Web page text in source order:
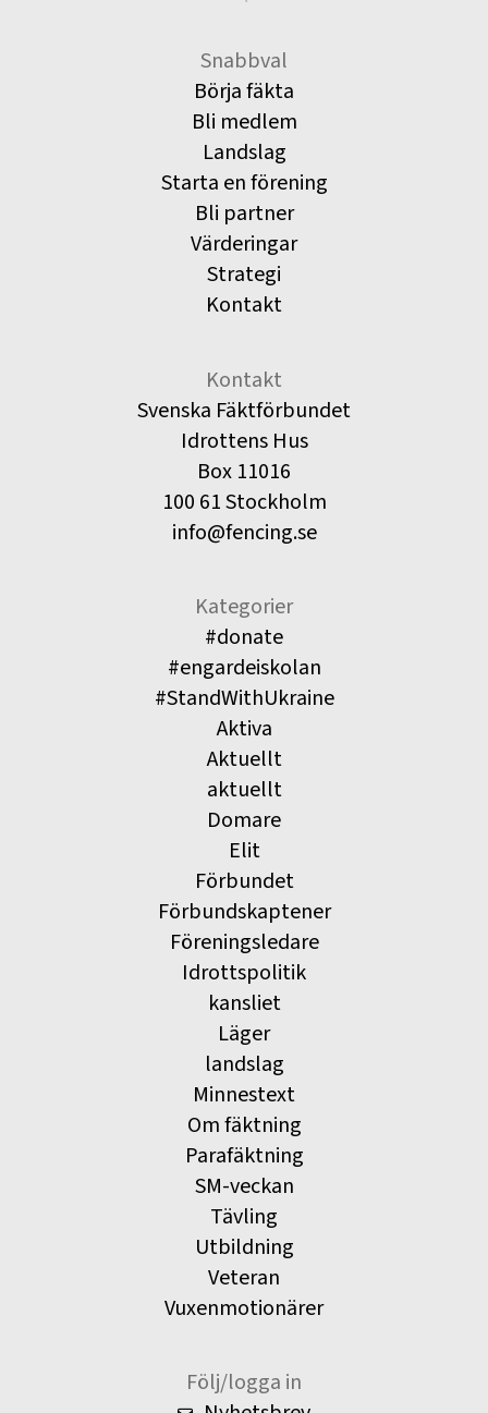
Snabbval
Börja fäkta
Bli medlem
Landslag
Starta en förening
Bli partner
Värderingar
Strategi
Kontakt
Kontakt
Svenska Fäktförbundet
Idrottens Hus
Box 11016
100 61 Stockholm
info@fencing.se
Kategorier
#donate
#engardeiskolan
#StandWithUkraine
Aktiva
Aktuellt
aktuellt
Domare
Elit
Förbundet
Förbundskaptener
Föreningsledare
Idrottspolitik
kansliet
Läger
landslag
Minnestext
Om fäktning
Parafäktning
SM-veckan
Tävling
Utbildning
Veteran
Vuxenmotionärer
Följ/logga in